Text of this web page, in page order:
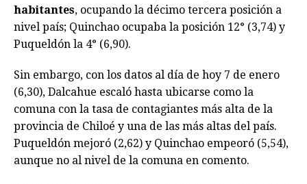
habitantes, ocupando la décimo tercera posición a
nivel país; Quinchao ocupaba la posición 12° (3,74) y
Puqueldón la 4° (6,90).
Sin embargo, con los datos al día de hoy 7 de enero
(6,30), Dalcahue escaló hasta ubicarse como la
comuna con la tasa de contagiantes más alta de la
provincia de Chiloé y una de las más altas del país.
Puqueldón mejoró (2,62) y Quinchao empeoró (5,54),
aunque no al nivel de la comuna en comento.